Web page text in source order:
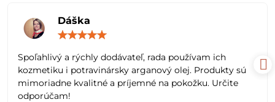
Dáška
5
Spoľahlivý a rýchly dodávateľ, rada používam ich
kozmetiku i potravinársky arganový olej. Produkty sú
mimoriadne kvalitné a príjemné na pokožku. Určite
odporúčam!